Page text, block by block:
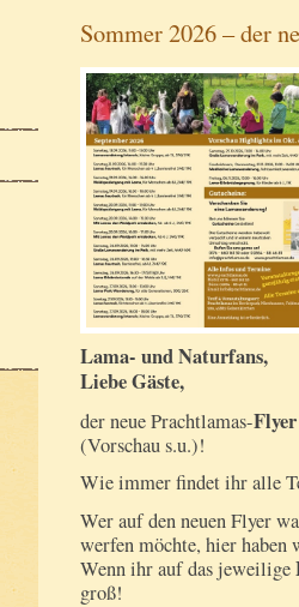
Sommer 2026 – der
Lama- und Naturfans,
Liebe Gäste,
der neue Prachtlamas-
(Vorschau s.u.)!
Wie immer findet ihr alle
Wer auf den neuen Flyer
werfen möchte, hier haben
Wenn ihr auf das jeweilige
groß!